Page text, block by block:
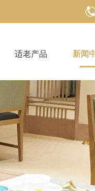
适老产品 新闻